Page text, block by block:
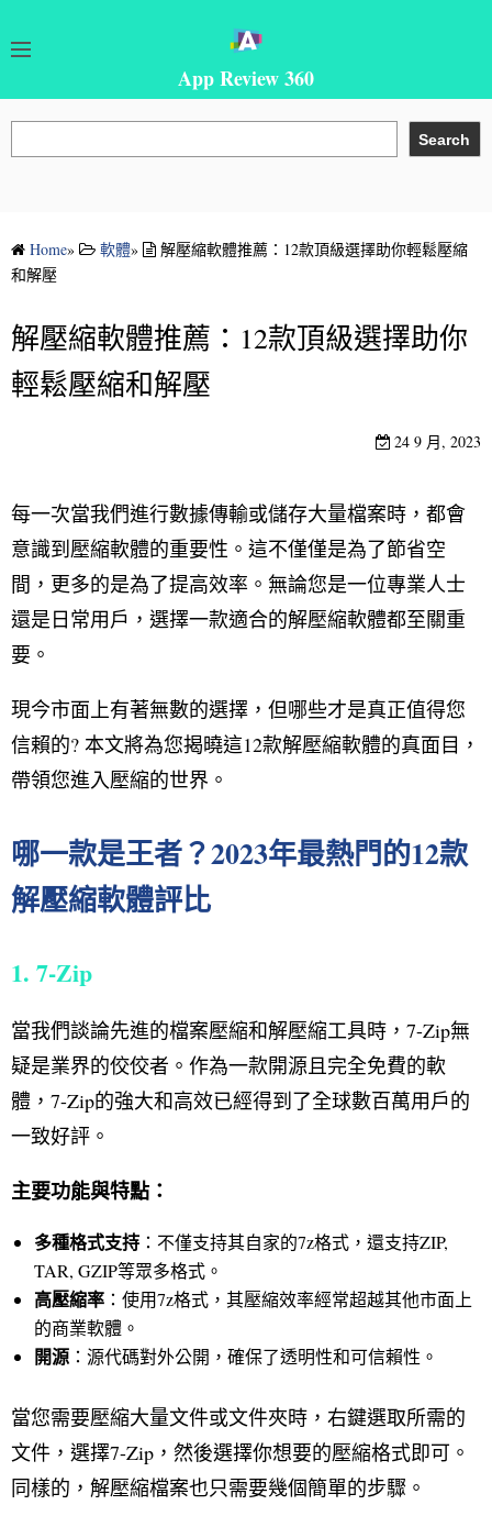
App Review 360
尋
Search
Home» 軟體»
解壓縮軟體推薦：12款頂級選擇助你輕鬆壓縮
和解壓
解壓縮軟體推薦：12款頂級選擇助你
輕鬆壓縮和解壓
24 9 月, 2023
每一次當我們進行數據傳輸或儲存大量檔案時，都會
意識到壓縮軟體的重要性。這不僅僅是為了節省空
間，更多的是為了提高效率。無論您是一位專業人士
還是日常用戶，選擇一款適合的解壓縮軟體都至關重
要。
現今市面上有著無數的選擇，但哪些才是真正值得您
信賴的? 本文將為您揭曉這12款解壓縮軟體的真面目，
帶領您進入壓縮的世界。
哪一款是王者？2023年最熱門的12款
解壓縮軟體評比
1. 7-Zip
當我們談論先進的檔案壓縮和解壓縮工具時，7-Zip無
疑是業界的佼佼者。作為一款開源且完全免費的軟
體，7-Zip的強大和高效已經得到了全球數百萬用戶的
一致好評。
主要功能與特點：
多種格式支持：不僅支持其自家的7z格式，還支持ZIP,
TAR, GZIP等眾多格式。
高壓縮率：使用7z格式，其壓縮效率經常超越其他市面上
的商業軟體。
開源：源代碼對外公開，確保了透明性和可信賴性。
當您需要壓縮大量文件或文件夾時，右鍵選取所需的
文件，選擇7-Zip，然後選擇你想要的壓縮格式即可。
同樣的，解壓縮檔案也只需要幾個簡單的步驟。